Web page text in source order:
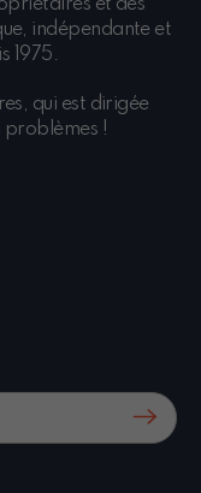
et des
indépendante et
1975.
qui est dirigée
problèmes !